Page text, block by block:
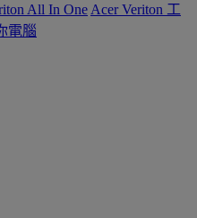
All In One Acer Veriton 工
電腦